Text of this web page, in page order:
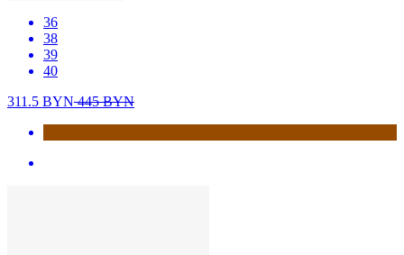
36
38
39
40
311.5 BYN445BYN